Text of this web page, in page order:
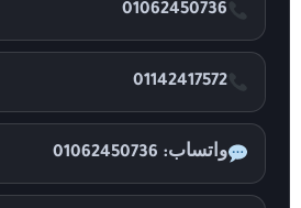
01062450736
01142417572
واتساب: 01062450736